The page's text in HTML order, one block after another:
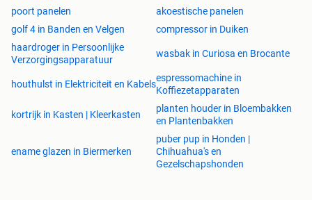
poort panelen
akoestische panelen
golf 4 in Banden en Velgen
compressor in Duiken
haardroger in Persoonlijke
Verzorgingsapparatuur
wasbak in Curiosa en Brocante
houthulst in Elektriciteit en Kabels
espressomachine in
Koffiezetapparaten
kortrijk in Kasten | Kleerkasten
planten houder in Bloembakken
en Plantenbakken
ename glazen in Biermerken
puber pup in Honden |
Chihuahua's en
Gezelschapshonden